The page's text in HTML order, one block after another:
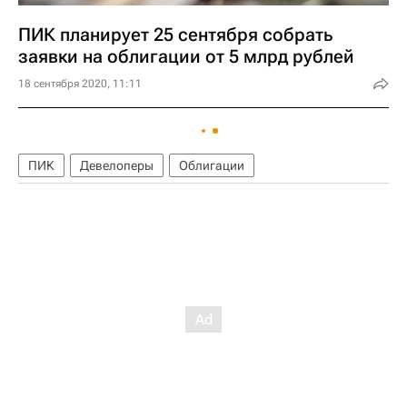
ПИК планирует 25 сентября собрать
заявки на облигации от 5 млрд рублей
18 сентября 2020, 11:11
ПИК Девелоперы Облигации